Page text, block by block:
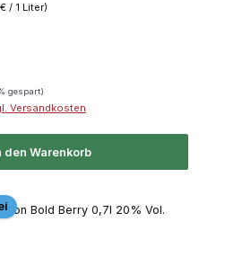
/ 1 Liter)
gespart)
Versandkosten
den Warenkorb